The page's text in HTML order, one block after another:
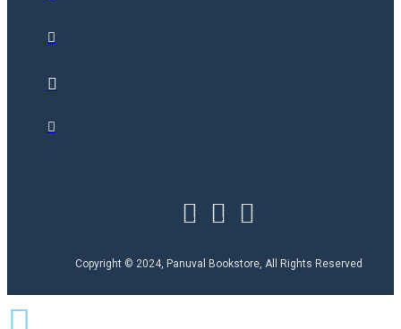
Copyright © 2024, Panuval Bookstore, All Rights Reserved